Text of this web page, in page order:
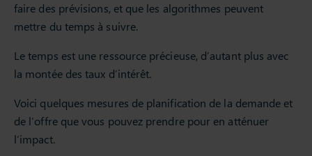
faire des prévisions, et que les algorithmes peuvent
mettre du temps à suivre.
Le temps est une ressource précieuse, d’autant plus avec
la montée des taux d’intérêt.
Voici quelques mesures de planification de la demande et
de l’offre que vous pouvez prendre pour en atténuer
l’impact.